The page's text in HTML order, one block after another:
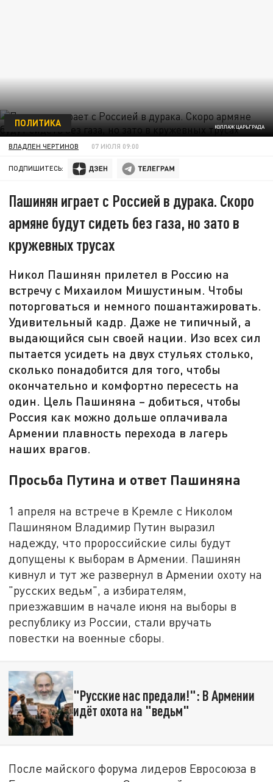
КОЛЛАЖ ЦАРЬГРАДА
ПОЛИТИКА
ВЛАДЛЕН ЧЕРТИНОВ 07 ИЮЛЯ 09:00
ПОДПИШИТЕСЬ:
Пашинян играет с Россией в дурака. Скоро
армяне будут сидеть без газа, но зато в
кружевных трусах
Никол Пашинян прилетел в Россию на
встречу с Михаилом Мишустиным. Чтобы
поторговаться и немного пошантажировать.
Удивительный кадр. Даже не типичный, а
выдающийся сын своей нации. Изо всех сил
пытается усидеть на двух стульях столько,
сколько понадобится для того, чтобы
окончательно и комфортно пересесть на
один. Цель Пашиняна – добиться, чтобы
Россия как можно дольше оплачивала
Армении плавность перехода в лагерь
наших врагов.
Просьба Путина и ответ Пашиняна
1 апреля на встрече в Кремле с Николом
Пашиняном Владимир Путин выразил
надежду, что пророссийские силы будут
допущены к выборам в Армении. Пашинян
кивнул и тут же развернул в Армении охоту на
"русских ведьм", а избирателям,
приезжавшим в начале июня на выборы в
республику из России, стали вручать
повестки на военные сборы.
"Русские нас предали!": В Армении
идёт охота на "ведьм"
После майского форума лидеров Евросоюза в